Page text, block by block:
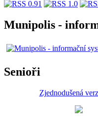
Munipolis -
Senioři
Zjednodušená